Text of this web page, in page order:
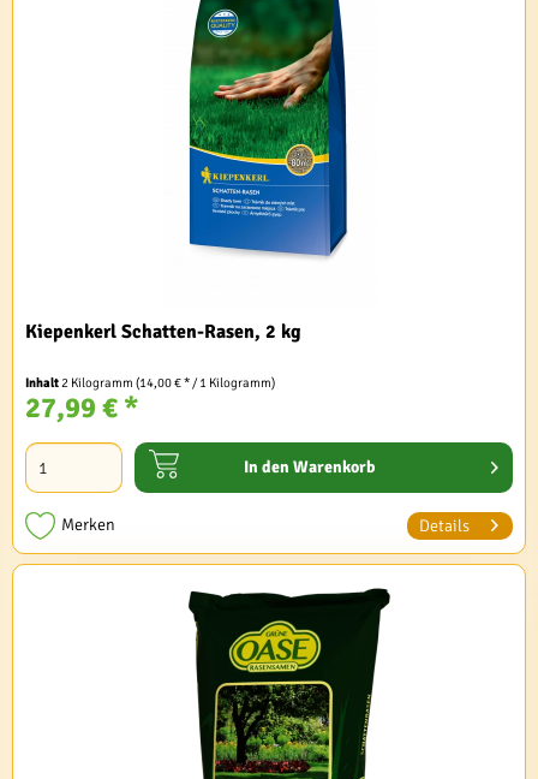
Kiepenkerl Schatten-Rasen, 2 kg
Inhalt2 Kilogramm(14,00 € * / 1 Kilogramm)
27,99 € *
In den Warenkorb
Merken Details